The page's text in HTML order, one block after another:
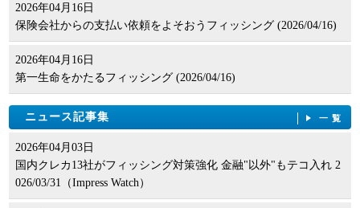
2026年04月16日
保険会社からの支払い依頼をよそおうフィッシング (2026/04/16)
2026年04月16日
第一生命をかたるフィッシング (2026/04/16)
ニュース記事集 一覧
2026年04月03日
国内クレカ13社がフィッシング対策強化 金融"以外"もテコ入れ 2
026/03/31（Impress Watch）